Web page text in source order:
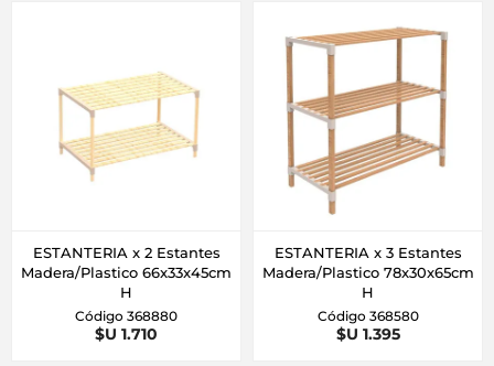
ESTANTERIA x 2 Estantes
Madera/Plastico 66x33x45cm
H
Código 368880
$U 1.710
ESTANTERIA x 3 Estantes
Madera/Plastico 78x30x65cm
H
Código 368580
$U 1.395